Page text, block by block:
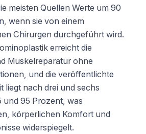
meisten Quellen Werte um 90
wenn sie von einem
Chirurgen durchgeführt wird.
erreicht die
Muskelreparatur ohne
und die veröffentlichte
liegt nach drei und sechs
und 95 Prozent, was
körperlichen Komfort und
widerspiegelt.